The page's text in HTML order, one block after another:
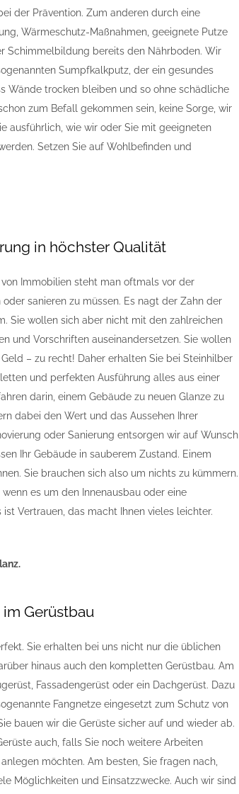
der Prävention. Zum anderen durch eine
Wärmeschutz-Maßnahmen, geeignete Putze
Schimmelbildung bereits den Nährboden. Wir
Sumpfkalkputz, der ein gesundes
Wände trocken bleiben und so ohne schädliche
zum Befall gekommen sein, keine Sorge, wir
ausführlich, wie wir oder Sie mit geeigneten
Setzen Sie auf Wohlbefinden und
in höchster Qualität
Immobilien steht man oftmals vor der
sanieren zu müssen. Es nagt der Zahn der
Sie wollen sich aber nicht mit den zahlreichen
und Vorschriften auseinandersetzen. Sie wollen
– zu recht! Daher erhalten Sie bei Steinhilber
und perfekten Ausführung alles aus einer
darin, einem Gebäude zu neuen Glanze zu
dabei den Wert und das Aussehen Ihrer
oder Sanierung entsorgen wir auf Wunsch
Ihr Gebäude in sauberem Zustand. Einem
Sie brauchen sich also um nichts zu kümmern.
es um den Innenausbau oder eine
Vertrauen, das macht Ihnen vieles leichter.
Gerüstbau
Sie erhalten bei uns nicht nur die üblichen
hinaus auch den kompletten Gerüstbau. Am
Fassadengerüst oder ein Dachgerüst. Dazu
Fangnetze eingesetzt zum Schutz von
bauen wir die Gerüste sicher auf und wieder ab.
auch, falls Sie noch weitere Arbeiten
möchten. Am besten, Sie fragen nach,
Möglichkeiten und Einsatzzwecke. Auch wir sind